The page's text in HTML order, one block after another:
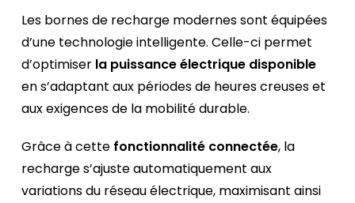
Les bornes de recharge modernes sont équipées
d’une technologie intelligente. Celle-ci permet
d’optimiser la puissance électrique disponible
en s’adaptant aux périodes de heures creuses et
aux exigences de la mobilité durable.
Grâce à cette fonctionnalité connectée, la
recharge s’ajuste automatiquement aux
variations du réseau électrique, maximisant ainsi